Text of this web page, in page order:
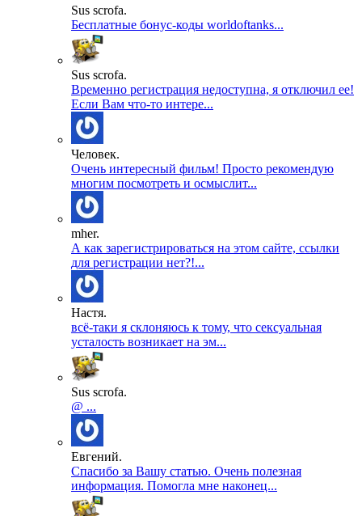
Sus scrofa.
Бесплатные бонус-коды worldoftanks...
Sus scrofa.
Временно регистрация недоступна, я отключил ее!
Если Вам что-то интере...
Человек.
Очень интересный фильм! Просто рекомендую
многим посмотреть и осмыслит...
mher.
А как зарегистрироваться на этом сайте, ссылки
для регистрации нет?!...
Настя.
всё-таки я склоняюсь к тому, что сексуальная
усталость возникает на эм...
Sus scrofa.
@ ...
Евгений.
Спасибо за Вашу статью. Очень полезная
информация. Помогла мне наконец...